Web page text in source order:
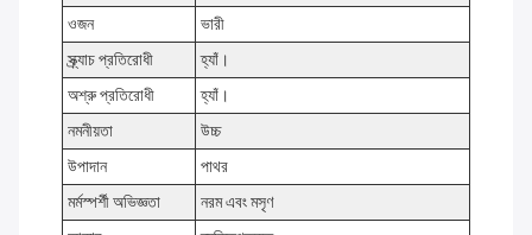
ওজন
ভারী
স্ক্র্যাচ প্রতিরোধী
হ্যাঁ।
অশ্রু প্রতিরোধী
হ্যাঁ।
নমনীয়তা
উচ্চ
উপাদান
পাথর
মর্মস্পর্শী অভিজ্ঞতা
নরম এবং মসৃণ